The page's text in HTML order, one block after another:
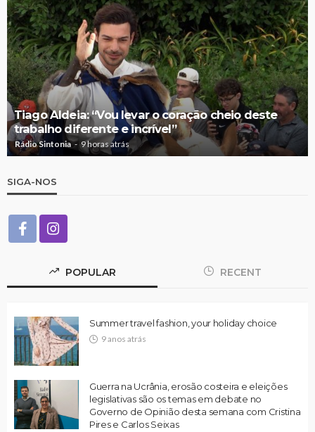
Tiago Aldeia: “Vou levar o coração cheio deste
trabalho diferente e incrível”
Rádio Sintonia 9 horas atrás
SIGA-NOS
POPULAR RECENT
Summer travel fashion, your holiday choice
9 anos atrás
Guerra na Ucrânia, erosão costeira e eleições
legislativas são os temas em debate no
Governo de Opinião desta semana com Cristina
Pires e Carlos Seixas